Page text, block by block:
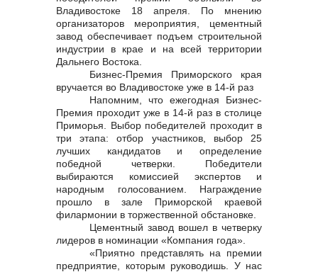
+7 (423) 234 50 50
info@vostokcement.ru
Владивостоке 18 апреля. По мнению
организаторов мероприятия, цементный
завод обеспечивает подъем строительной
индустрии в крае и на всей территории
Дальнего Востока.
Бизнес-Премия Приморского края
вручается во Владивостоке уже в 14-й раз
Напомним, что ежегодная Бизнес-
Премия проходит уже в 14-й раз в столице
Приморья. Выбор победителей проходит в
три этапа: отбор участников, выбор 25
лучших кандидатов и определение
победной четверки. Победители
выбираются комиссией экспертов и
народным голосованием. Награждение
прошло в зале Приморской краевой
филармонии в торжественной обстановке.
Цементный завод вошел в четверку
лидеров в номинации «Компания года».
«Приятно представлять на премии
предприятие, которым руководишь. У нас